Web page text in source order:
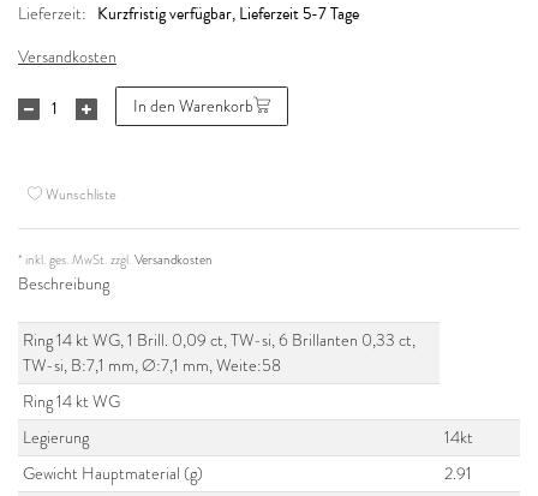
Lieferzeit: Kurzfristig verfügbar, Lieferzeit 5-7 Tage
Versandkosten
In den Warenkorb
Wunschliste
* inkl. ges. MwSt. zzgl.Versandkosten
Beschreibung
Ring 14 kt WG, 1 Brill. 0,09 ct, TW-si, 6 Brillanten 0,33 ct,
TW-si, B:7,1 mm, Ø:7,1 mm, Weite:58
Ring 14 kt WG
Legierung
14kt
Gewicht Hauptmaterial (g)
2.91